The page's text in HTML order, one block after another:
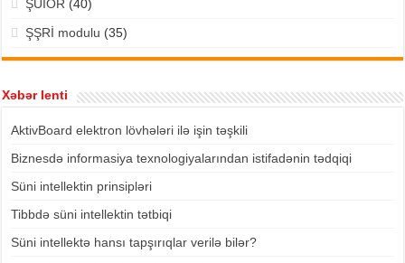
ŞÜİOR (40)
ŞŞRİ modulu (35)
Xəbər lenti
AktivBoard elektron lövhələri ilə işin təşkili
Biznesdə informasiya texnologiyalarından istifadənin tədqiqi
Süni intellektin prinsipləri
Tibbdə süni intellektin tətbiqi
Süni intellektə hansı tapşırıqlar verilə bilər?